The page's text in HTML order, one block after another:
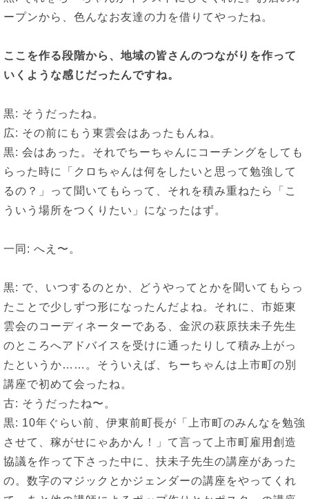
ープンから、色んなお友達の力を借りてやったね。
ここを作る段階から、地域の皆さんのつながりを作って
いくような感じだったんですね。
黒: そうだったね。
広: その前にもう東雲会はあったもんね。
黒: 会はあった。それでちーちゃんにコーチングをしても
らった時に「クロちゃんは何をしたいと思って勉強して
るの？」って聞いてもらって、それを積み重ねたら「こ
ういう場所をつくりたい」になったはず。
一同: へえ〜。
黒: で、いつするのとか、どうやってとかを聞いてもらっ
たことで少しずつ形になったんだよね。それに、市姫東
雲会のコーディネーターである、金沢の萩原扶未子先生
のところへアドバイスを受けに通ったりして積み上がっ
たというか……。そういえば、ちーちゃんは上市町の別
講座で初めて会ったね。
古: そうだったね〜。
黒: 10年ぐらい前、伊東前町長が「上市町のみんなを勉強
させて、稼がせにゃあかん！」て言って上市町雇用創造
協議を作って下さった中に、扶未子先生の講座があった
の。数字のマジックとかジェンダーの講座をやってくれ